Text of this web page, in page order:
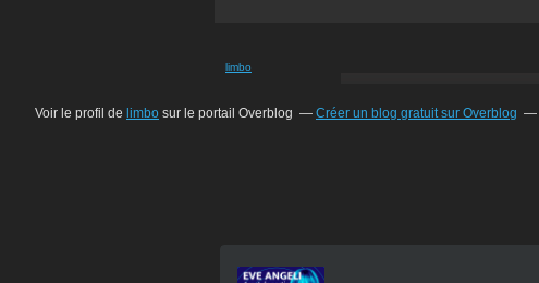
limbo
Voir le profil de limbo sur le portail Overblog Créer un blog gratuit sur Overblog